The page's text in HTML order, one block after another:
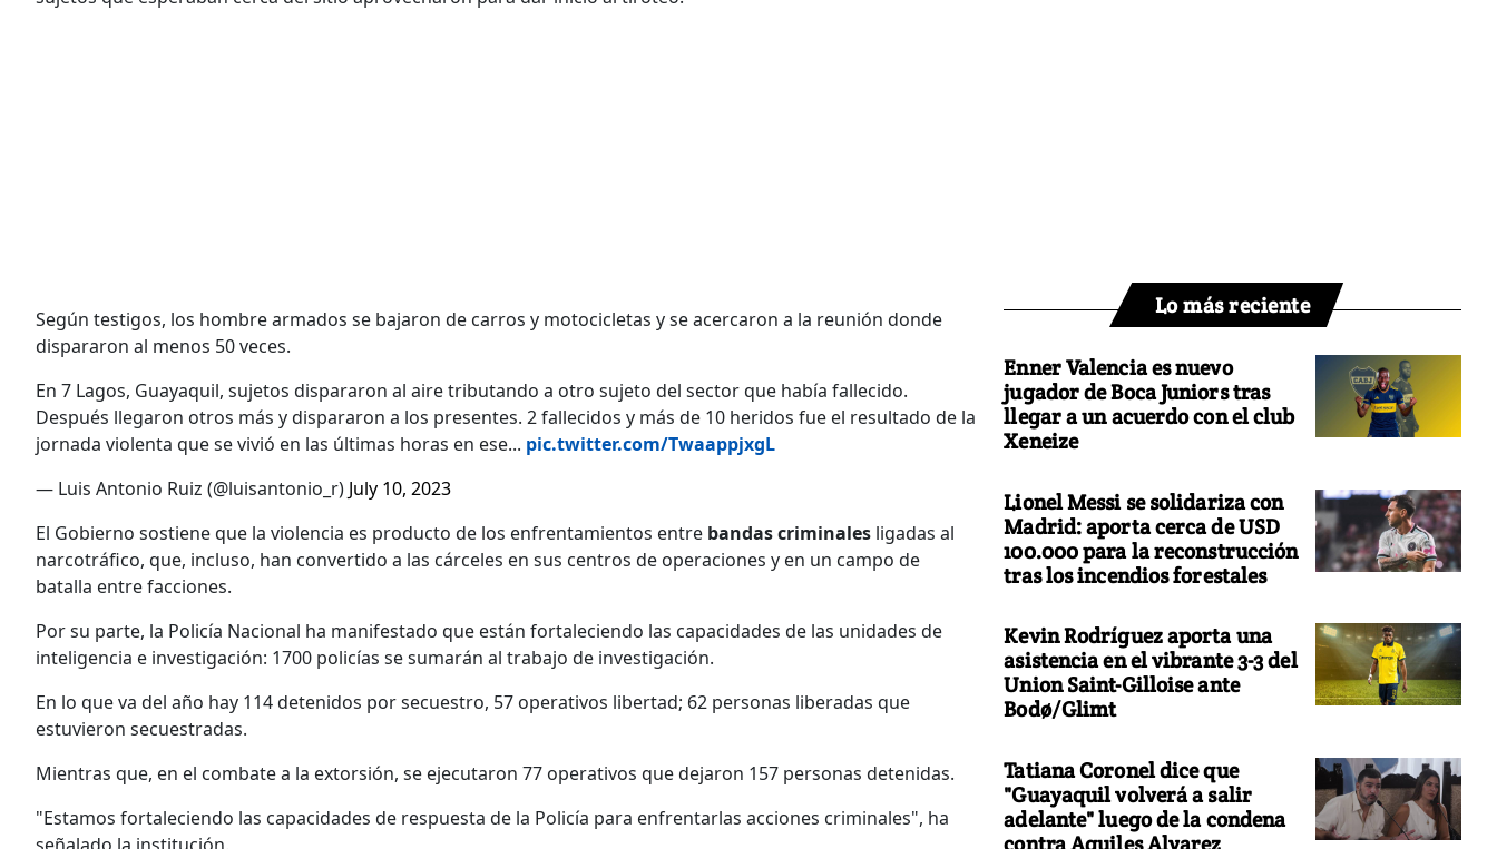
Según testigos, los hombre armados se bajaron de carros y motocicletas y se acercaron a la reunión donde
dispararon al menos 50 veces.
En 7 Lagos, Guayaquil, sujetos dispararon al aire tributando a otro sujeto del sector que había fallecido.
Después llegaron otros más y dispararon a los presentes. 2 fallecidos y más de 10 heridos fue el resultado de la
jornada violenta que se vivió en las últimas horas en ese... pic.twitter.com/TwaappjxgL
— Luis Antonio Ruiz (@luisantonio_r) July 10, 2023
El Gobierno sostiene que la violencia es producto de los enfrentamientos entre bandas criminales ligadas al
narcotráfico, que, incluso, han convertido a las cárceles en sus centros de operaciones y en un campo de
batalla entre facciones.
Por su parte, la Policía Nacional ha manifestado que están fortaleciendo las capacidades de las unidades de
inteligencia e investigación: 1700 policías se sumarán al trabajo de investigación.
En lo que va del año hay 114 detenidos por secuestro, 57 operativos libertad; 62 personas liberadas que
estuvieron secuestradas.
Mientras que, en el combate a la extorsión, se ejecutaron 77 operativos que dejaron 157 personas detenidas.
"Estamos fortaleciendo las capacidades de respuesta de la Policía para enfrentarlas acciones criminales", ha
Lo más reciente
Enner Valencia es nuevo
jugador de Boca Juniors tras
llegar a un acuerdo con el club
Xeneize
Lionel Messi se solidariza con
Madrid: aporta cerca de USD
100.000 para la reconstrucción
tras los incendios forestales
Kevin Rodríguez aporta una
asistencia en el vibrante 3-3 del
Union Saint-Gilloise ante
Bodø/Glimt
Tatiana Coronel dice que
"Guayaquil volverá a salir
adelante" luego de la condena
contra Aquiles Alvarez